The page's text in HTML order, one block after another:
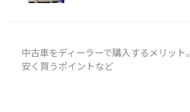
中古車をディーラーで購入するメリット。
安く買うポイントなど